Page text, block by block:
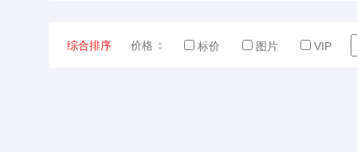
综合排序 价格 标价 图片 VIP